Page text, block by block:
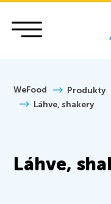
WeFood Produkty
Láhve, shakery
Láhve,